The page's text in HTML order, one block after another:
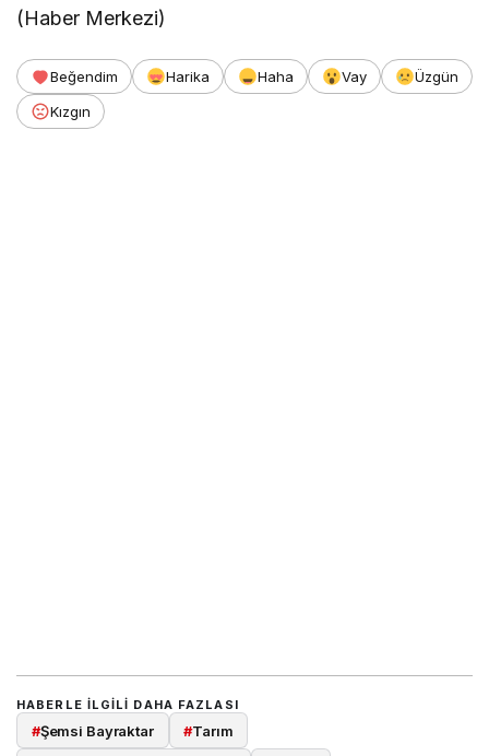
(Haber Merkezi)
Beğendim Harika Haha Vay
Üzgün
Kızgın
HABERLE ILGILI DAHA FAZLASI
#Şemsi Bayraktar #Tarım